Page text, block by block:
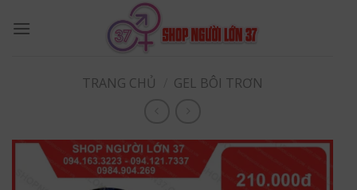
TRANG CHỦ
GEL BÔI TRƠN